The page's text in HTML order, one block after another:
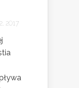
2017